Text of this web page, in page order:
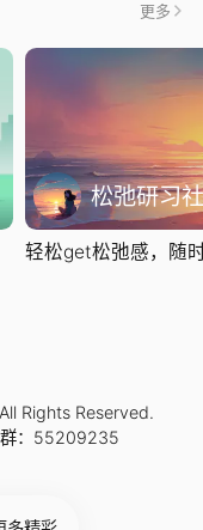
更多
松弛研习社
轻松get松弛感，随
Rights Reserved.
：55209235